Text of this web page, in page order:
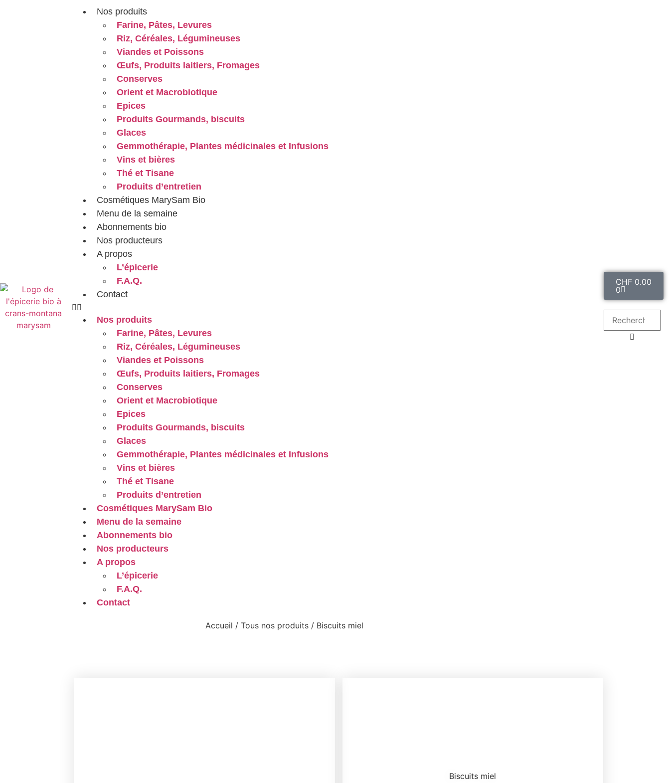
Nos produits
Farine, Pâtes, Levures
Riz, Céréales, Légumineuses
Viandes et Poissons
Œufs, Produits laitiers, Fromages
Conserves
Orient et Macrobiotique
Epices
Produits Gourmands, biscuits
Glaces
Gemmothérapie, Plantes médicinales et Infusions
Vins et bières
Thé et Tisane
Produits d’entretien
Cosmétiques MarySam Bio
Menu de la semaine
Abonnements bio
Nos producteurs
A propos
L’épicerie
F.A.Q.
Contact
Nos produits
Farine, Pâtes, Levures
Riz, Céréales, Légumineuses
Viandes et Poissons
Œufs, Produits laitiers, Fromages
Conserves
Orient et Macrobiotique
Epices
Produits Gourmands, biscuits
Glaces
Gemmothérapie, Plantes médicinales et Infusions
Vins et bières
Thé et Tisane
Produits d’entretien
Cosmétiques MarySam Bio
Menu de la semaine
Abonnements bio
Nos producteurs
A propos
L’épicerie
F.A.Q.
Contact
CHF0.00
0
Accueil / Tous nos produits/ Biscuits miel
Biscuits miel